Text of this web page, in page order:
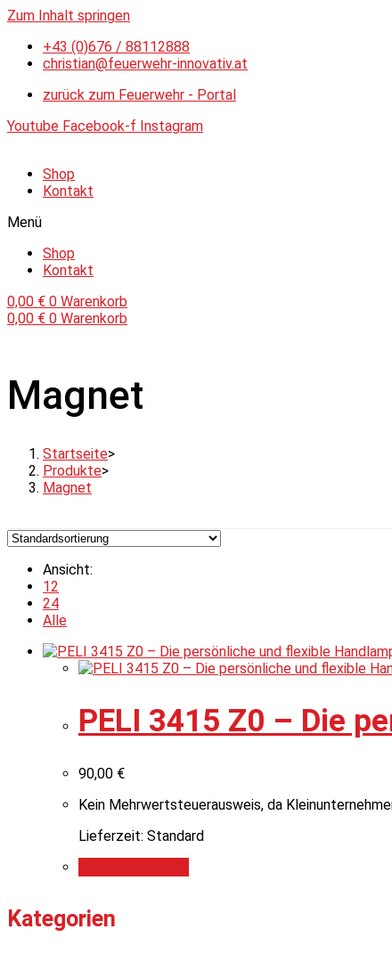
Zum Inhalt springen
+43 (0)676 / 88112888
christian@feuerwehr-innovativ.at
zurück zum Feuerwehr - Portal
Youtube Facebook-f Instagram
Shop
Kontakt
Menü
Shop
Kontakt
0,00 € 0 Warenkorb
0,00 € 0 Warenkorb
Magnet
Startseite>
Produkte>
Magnet
Ansicht:
12
24
Alle
PELI 3415 Z0 – Die
90,00 €
Kein Mehrwertsteuerausweis, da
Lieferzeit: Standard
Kategorien